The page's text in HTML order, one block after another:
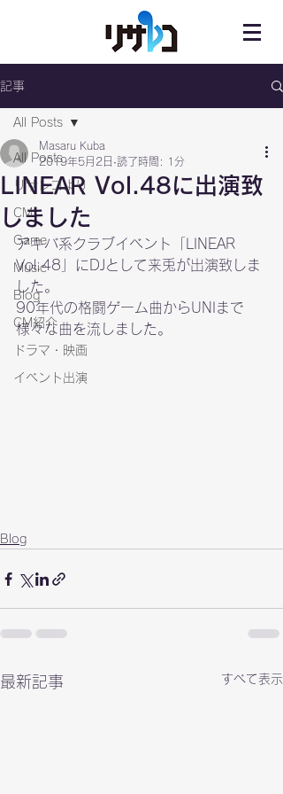
記事
All Posts
リサレコより
CM
Game
Music
Blog
CM紹介
ドラマ・映画
イベント出演
All Posts
LINEAR Vol.48に出演致
しました
Masaru Kuba
2019年5月2日 読了時間: 1分
アキバ系クラブイベント「
LINEAR
Vol.48 」にDJとして来兎が出演致しま
した。
90年代の格闘ゲーム曲からUNIまで
様々な曲を流しました。
Blog
最新記事 すべて表示